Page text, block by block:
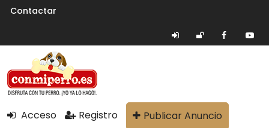
Contactar
Acceso Registro Publicar Anuncio